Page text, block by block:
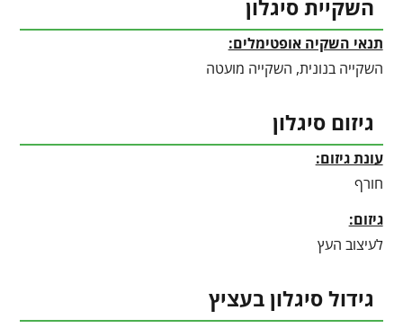
השקיית סיגלון
תנאי השקיה אופטימלים:
השקייה בנונית, השקייה מועטה
גיזום סיגלון
עונת גיזום:
חורף
גיזום:
לעיצוב העץ
גידול סיגלון בעציץ